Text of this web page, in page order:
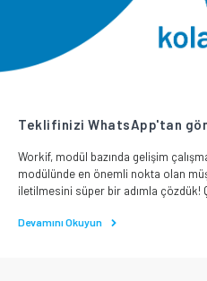
Teklifinizi WhatsApp'tan
Workif, modül bazında gelişim
modülünde en önemli nokta olan
iletilmesini süper bir adımla çözdük!
Devamını Okuyun